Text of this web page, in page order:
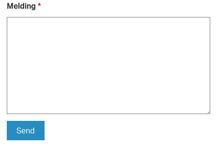
Melding*